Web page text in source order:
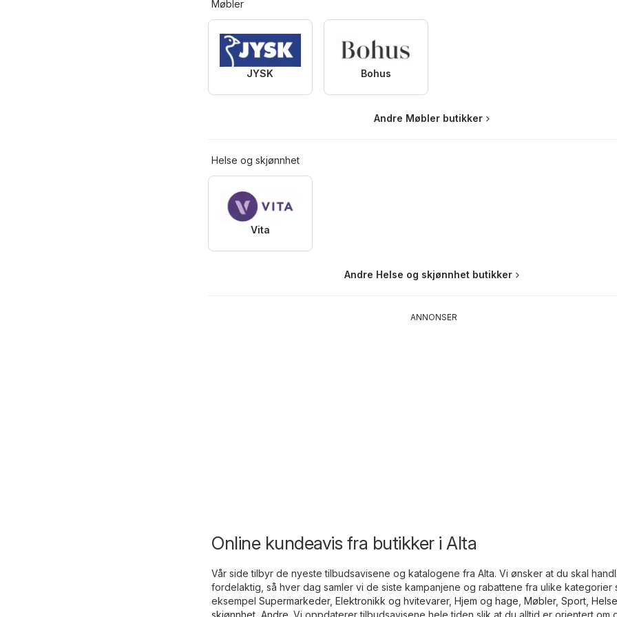
Møbler
JYSK Bohus
Andre Møbler butikker
Helse og skjønnhet
Vita
Andre Helse og skjønnhet butikker
ANNONSER
Online kundeavis fra butikker i Alta
Vår side tilbyr de nyeste tilbudsavisene og katalogene fra Alta. Vi ønsker at du skal
fordelaktig, så hver dag samler vi de siste kampanjene og rabattene fra ulike kategorier
eksempel Supermarkeder, Elektronikk og hvitevarer, Hjem og hage Møbler, Sport
skjønnhet Andre . Vi oppdaterer tilbudsavisene hele tiden slik at du alltid er orientert om